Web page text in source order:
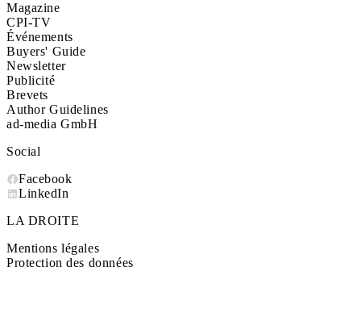
Magazine
CPI-TV
Événements
Buyers' Guide
Newsletter
Publicité
Brevets
Author Guidelines
ad-media GmbH
Social
Facebook
LinkedIn
LA DROITE
Mentions légales
Protection des données